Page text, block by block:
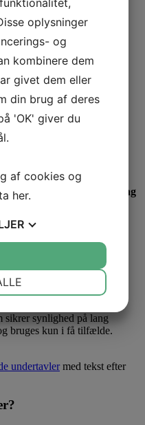
et almindeligt vejskilt ikke er
tavle på en
galgerer naturligvis også
som
og afsendes inden for få
ordrer
rådgivning
for at opfylde
sikrer synlighed på lang
bruges kun i få tilfælde.
undertavler med tekst efter
oplysninger
og
kombinere dem
givet dem eller
din brug af deres
'OK' giver du
af cookies og
her.
STATISTIK